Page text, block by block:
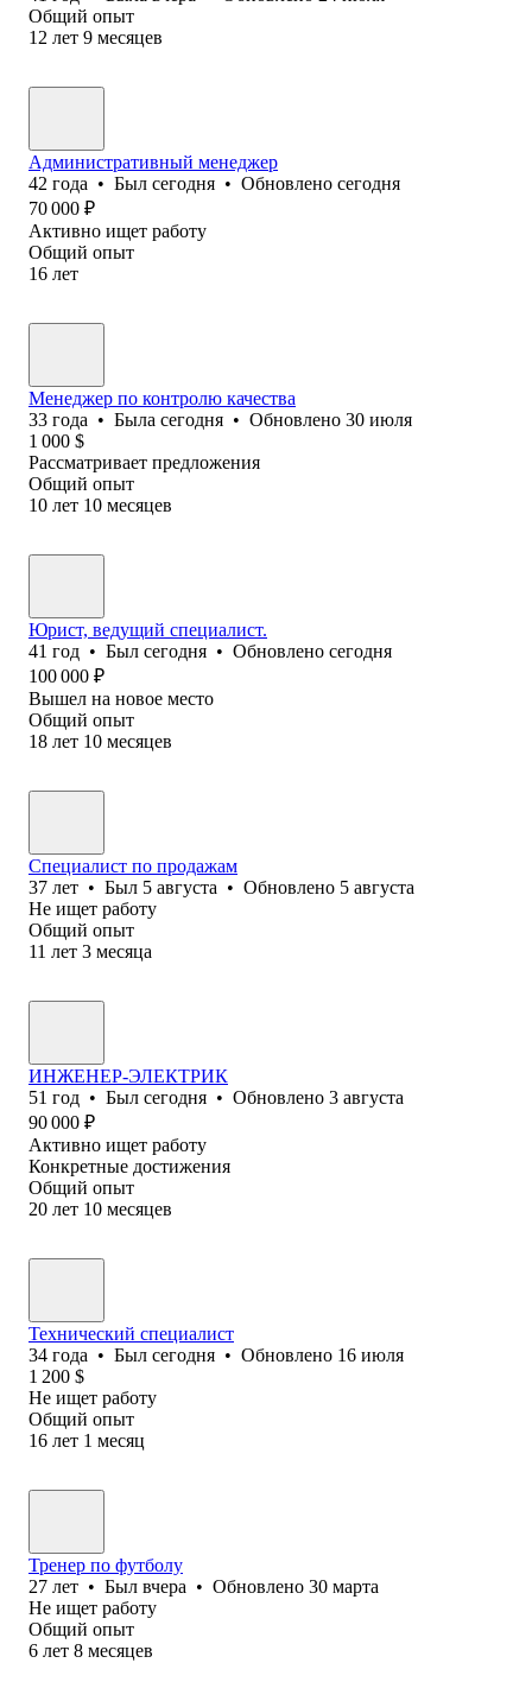
Общий опыт
12 лет 9 месяцев
Административный менеджер
42 года • Был сегодня • Обновлено сегодня
70 000 ₽
Активно ищет работу
Общий опыт
16 лет
Менеджер по контролю качества
33 года • Была сегодня • Обновлено 30 июля
1 000 $
Рассматривает предложения
Общий опыт
10 лет 10 месяцев
Юрист, ведущий специалист.
41 год • Был сегодня • Обновлено сегодня
100 000 ₽
Вышел на новое место
Общий опыт
18 лет 10 месяцев
Специалист по продажам
37 лет • Был 5 августа • Обновлено 5 августа
Не ищет работу
Общий опыт
11 лет 3 месяца
ИНЖЕНЕР-ЭЛЕКТРИК
51 год • Был сегодня • Обновлено 3 августа
90 000 ₽
Активно ищет работу
Конкретные достижения
Общий опыт
20 лет 10 месяцев
Технический специалист
34 года • Был сегодня • Обновлено 16 июля
1 200 $
Не ищет работу
Общий опыт
16 лет 1 месяц
Тренер по футболу
27 лет • Был вчера • Обновлено 30 марта
Не ищет работу
Общий опыт
6 лет 8 месяцев